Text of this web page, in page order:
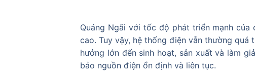
Quảng Ngãi với tốc độ phát triển mạnh
cao. Tuy vậy, hệ thống điện vẫn thường
hưởng lớn đến sinh hoạt, sản xuất và làm
bảo nguồn điện ổn định và liên tục.